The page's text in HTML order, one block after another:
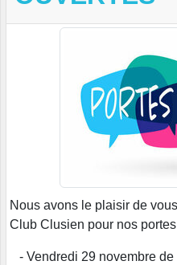
Nous avons le plaisir de
Club Clusien pour nos
- Vendredi 29 novembre de